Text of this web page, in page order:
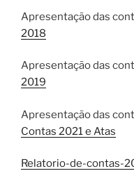
Apresentação das
2018
Apresentação das
2019
Apresentação das
Contas 2021 e Atas
Relatorio-de-contas-